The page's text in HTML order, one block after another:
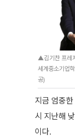
▲김기찬 프레
세계중소기업
공)
지금 엄중
시 지난해
이다.